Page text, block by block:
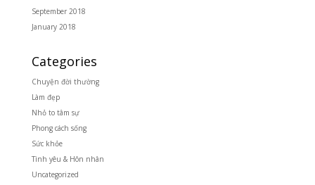
September 2018
January 2018
Categories
Chuyện đời thường
Làm đẹp
Nhỏ to tâm sự
Phong cách sống
Sức khỏe
Tình yêu & Hôn nhân
Uncategorized